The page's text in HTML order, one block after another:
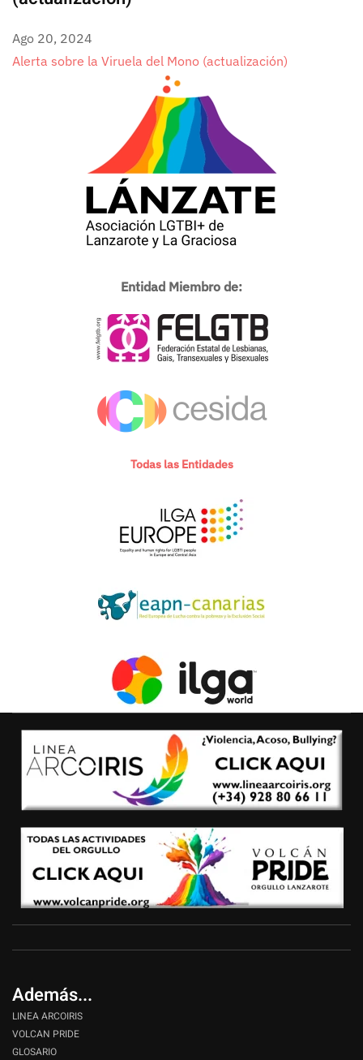
Ago 20, 2024
Alerta sobre la Viruela del Mono (actualización)
Entidad Miembro de:
Todas las Entidades
Además...
LINEA ARCOIRIS
VOLCAN PRIDE
GLOSARIO